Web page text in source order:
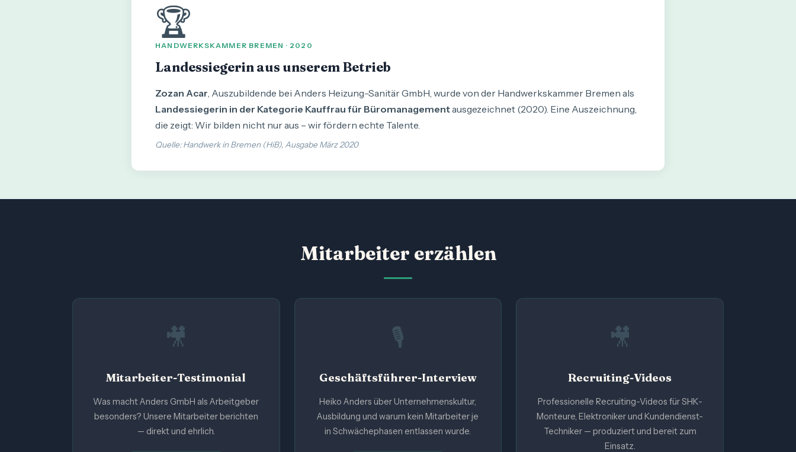
🏆
HANDWERKSKAMMER BREMEN · 2020
Landessiegerin aus unserem Betrieb
Zozan Acar, Auszubildende bei Anders Heizung-Sanitär GmbH, wurde von der Handwerkskammer Bremen als
Landessiegerin in der Kategorie Kauffrau für Büromanagementausgezeichnet (2020). Eine Auszeichnung,
die zeigt: Wir bilden nicht nur aus – wir fördern echte Talente.
Quelle: Handwerk in Bremen (HiB), Ausgabe März 2020
Mitarbeiter erzählen
🎥
Mitarbeiter-Testimonial
Was macht Anders GmbH als Arbeitgeber
besonders? Unsere Mitarbeiter berichten
— direkt und ehrlich.
🎙️
Geschäftsführer-Interview
Heiko Anders über Unternehmenskultur,
Ausbildung und warum kein Mitarbeiter je
in Schwächephasen entlassen wurde.
🎥
Recruiting-Videos
Professionelle Recruiting-Videos für SHK-
Monteure, Elektroniker und Kundendienst-
Techniker — produziert und bereit zum
Einsatz.